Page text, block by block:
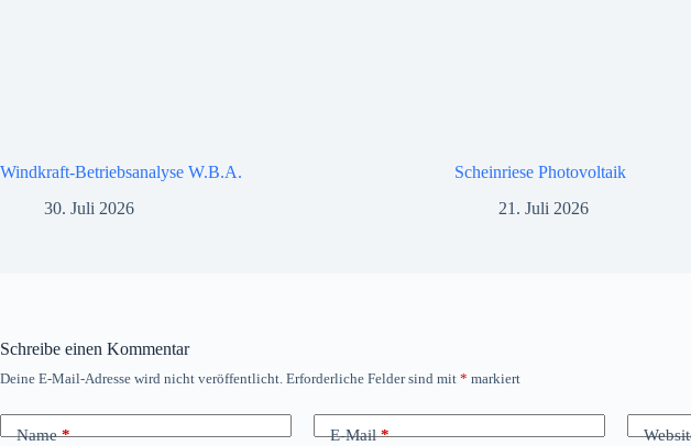
Windkraft-Betriebsanalyse W.B.A.
30. Juli 2026
Scheinriese Photovoltaik
21. Juli 2026
Schreibe einen Kommentar
Deine E-Mail-Adresse wird nicht veröffentlicht. Erforderliche Felder sind mit * markiert
Name* E-Mail*